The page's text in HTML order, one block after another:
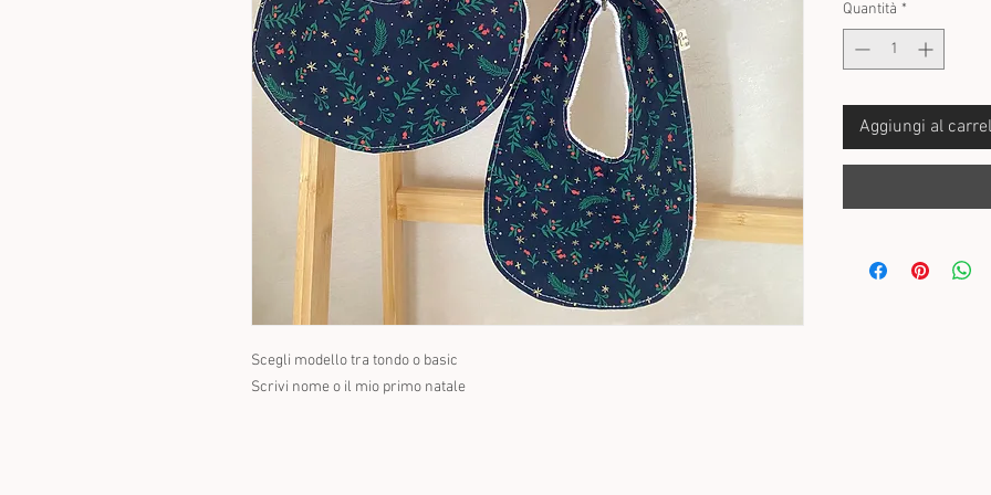
Scegli modello tra tondo o basic
Scrivi nome o il mio primo natale
Quantità *
Aggiungi al